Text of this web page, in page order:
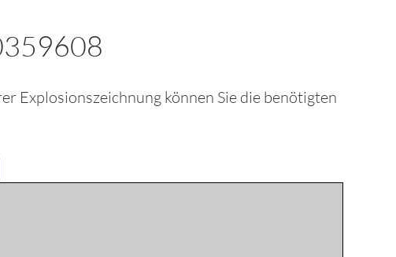
Explosionszeichnung können Sie die benötigten